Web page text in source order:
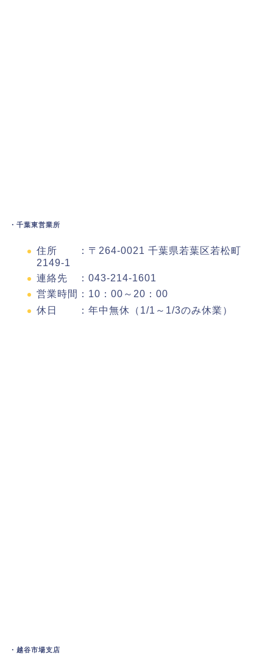
・千葉東営業所
住所 ：〒264-0021 千葉県若葉区若松町
2149-1
連絡先 ：043-214-1601
営業時間：10：00～20：00
休日 ：年中無休（1/1～1/3のみ休業）
・越谷市場支店